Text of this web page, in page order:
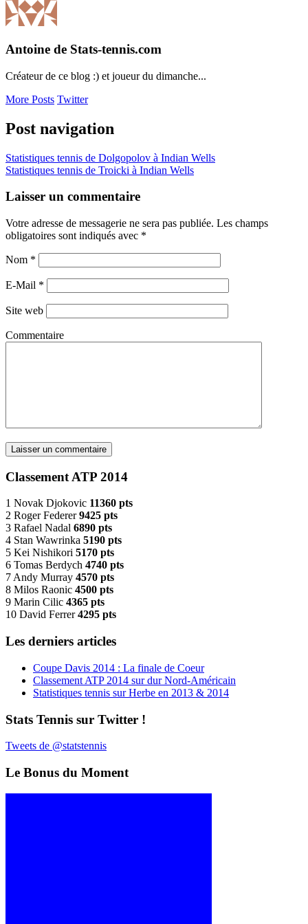
Antoine de Stats-tennis.com
Créateur de ce blog :) et joueur du dimanche...
More Posts Twitter
Post navigation
Statistiques tennis de Dolgopolov à Indian Wells
Statistiques tennis de Troicki à Indian Wells
Laisser un commentaire
Votre adresse de messagerie ne sera pas publiée. Les champs
obligatoires sont indiqués avec *
Nom *
E-Mail *
Site web
Commentaire
Classement ATP 2014
1 Novak Djokovic 11360 pts
2 Roger Federer9425 pts
3 Rafael Nadal 6890 pts
4 Stan Wawrinka 5190 pts
5 Kei Nishikori 5170 pts
6 Tomas Berdych 4740 pts
7 Andy Murray 4570 pts
8 Milos Raonic 4500 pts
9 Marin Cilic 4365 pts
10 David Ferrer4295 pts
Les derniers articles
Coupe Davis 2014 : La finale de Coeur
Classement ATP 2014 sur dur Nord-Américain
Statistiques tennis sur Herbe en 2013 & 2014
Stats Tennis sur Twitter !
Tweets de @statstennis
Le Bonus du Moment